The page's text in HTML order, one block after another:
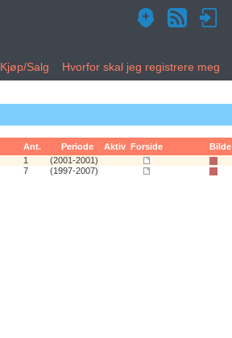
Kjøp/Salg Hvorfor skal jeg registrere meg
Ant. Periode Aktiv Forside
Bilde
1
(2001-2001)
7 (1997-2007)